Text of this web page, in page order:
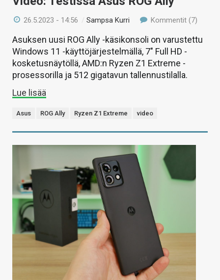
26.5.2023 - 14:56 /Sampsa Kurri Kommentit (7)
Asuksen uusi ROG Ally -käsikonsoli on varustettu
Windows 11 -käyttöjärjestelmällä, 7″ Full HD -
kosketusnäytöllä, AMD:n Ryzen Z1 Extreme -
prosessorilla ja 512 gigatavun tallennustilalla.
Lue lisää
Asus ROG Ally Ryzen Z1 Extreme video